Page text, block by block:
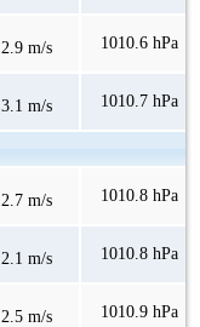
2.9 m/s 1010.6 hPa
3.1 m/s 1010.7 hPa
2.7 m/s 1010.8 hPa
2.1 m/s 1010.8 hPa
2.5 m/s 1010.9 hPa